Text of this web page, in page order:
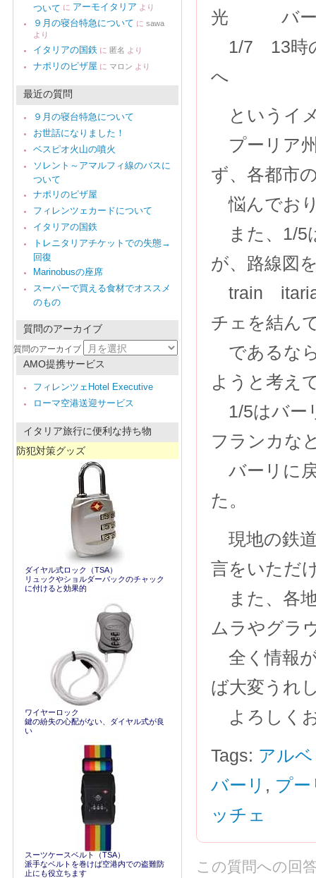
光 バー
1/7 13時
へ ロ
というイ
プーリア
ず、各都市
悩んでお
また、1/5
が、路線図
train itaria
チェを結ん
であるな
ようと考え
1/5はバー
フランカな
バーリに
た。
現地の鉄
言をいただ
また、各
ムラやグラ
全く情報
ば大変うれ
よろしく
Tags: アル
バーリ , プ
ッチェ
この質問への回
ついて に アーモイタリア より
９月の寝台特急について に sawa
より
イタリアの国鉄 に 匿名 より
ナポリのピザ屋 に マロン より
最近の質問
９月の寝台特急について
お世話になりました！
ベスピオ火山の噴火
ソレント～アマルフィ線のバスに
ついて
ナポリのピザ屋
フィレンツェカードについて
イタリアの国鉄
トレニタリアチケットでの失態→
回復
Marinobusの座席
スーパーで買える食材でオススメ
のもの
質問のアーカイブ
質問のアーカイブ
AMO提携サービス
フィレンツェHotel Executive
ローマ空港送迎サービス
イタリア旅行に便利な持ち物
防犯対策グッズ
ダイヤル式ロック（TSA）
リュックやショルダーバックのチャック
に付けると効果的
ワイヤーロック
鍵の紛失の心配がない、ダイヤル式が良
い
スーツケースベルト（TSA）
派手なベルトを巻けば空港内での盗難防
止にも役立ちます